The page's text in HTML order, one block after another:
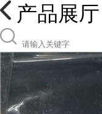
产品展厅